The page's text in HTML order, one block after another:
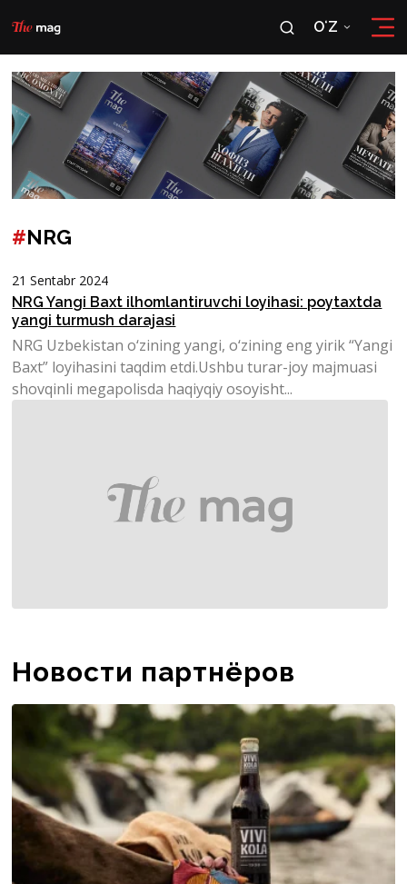
OʻZ
RU
OʻZ
#NRG
21 Sentabr 2024
NRG Yangi Baxt ilhomlantiruvchi loyihasi: poytaxtda
yangi turmush darajasi
NRG Uzbekistan o‘zining yangi, o‘zining eng yirik “Yangi
Baxt” loyihasini taqdim etdi.Ushbu turar-joy majmuasi
shovqinli megapolisda haqiyqiy osoyisht...
Новости партнёров